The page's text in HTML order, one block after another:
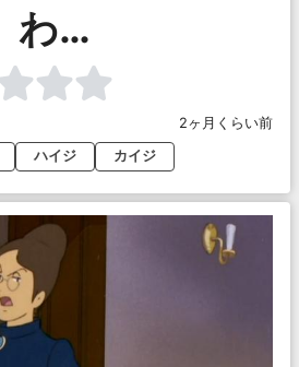
わ…
2ヶ月くらい前
ハイジ カイジ